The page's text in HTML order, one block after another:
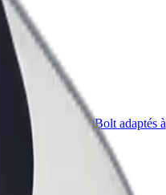
Bolt for Business
Produits et services Bolt adaptés à
votre entreprise